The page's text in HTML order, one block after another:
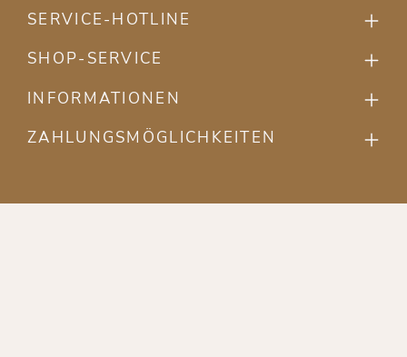
SERVICE-HOTLINE
SHOP-SERVICE
INFORMATIONEN
ZAHLUNGSMÖGLICHKEITEN